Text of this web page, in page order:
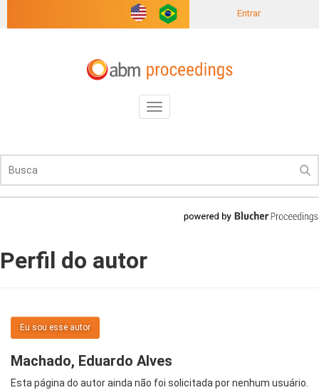
Entrar
Toggle
navigation
Perfil do autor
Eu sou esse autor
Machado, Eduardo Alves
Esta página do autor ainda não foi solicitada por nenhum usuário.